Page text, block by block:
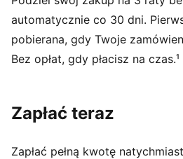
automatycznie co 30 dni.
pobierana, gdy Twoje
Bez opłat, gdy płacisz na czas.¹
Zapłać teraz
Zapłać pełną kwotę